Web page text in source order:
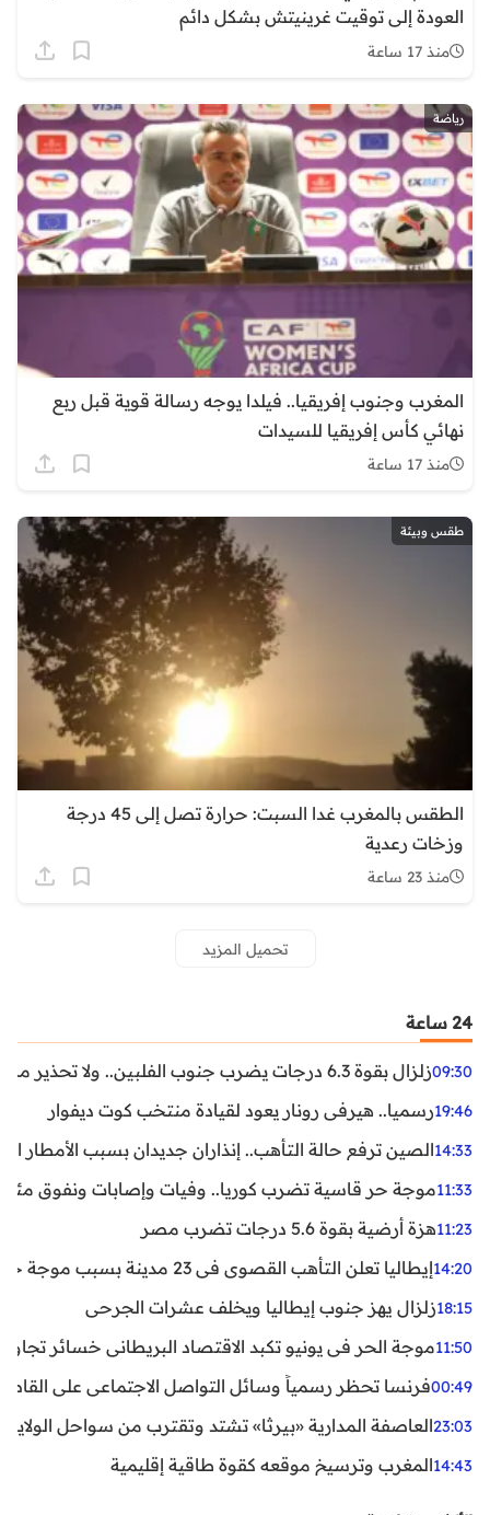
العودة إلى توقيت غرينيتش بشكل دائم
منذ 17 ساعة
رياضة
المغرب وجنوب إفريقيا.. فيلدا يوجه رسالة قوية قبل ربع
نهائي كأس إفريقيا للسيدات
منذ 17 ساعة
طقس وبيئة
الطقس بالمغرب غدا السبت: حرارة تصل إلى 45 درجة
وزخات رعدية
منذ 23 ساعة
تحميل المزيد
24 ساعة
09:30زلزال بقوة 6.3 درجات يضرب جنوب الفلبين.. ولا تحذير من تسونامي حتى الآن
19:46رسميا.. هيرفي رونار يعود لقيادة منتخب كوت ديفوار
14:33الصين ترفع حالة التأهب.. إنذاران جديدان بسبب الأمطار
11:33موجة حر قاسية تضرب كوريا.. وفيات وإصابات ونفوق مئات
11:23هزة أرضية بقوة 5.6 درجات تضرب مصر
14:20إيطاليا تعلن التأهب القصوى في 23 مدينة بسبب موجة حر شديدة
18:15زلزال يهز جنوب إيطاليا ويخلف عشرات الجرحى
11:50موجة الحر في يونيو تكبد الاقتصاد البريطاني خسائر تجاوزت 1.5 مليار
00:49فرنسا تحظر رسمياً وسائل التواصل الاجتماعي على القاصرين
23:03العاصفة المدارية «بيرثا» تشتد وتقترب من سواحل
14:43المغرب وترسيخ موقعه كقوة طاقية إقليمية